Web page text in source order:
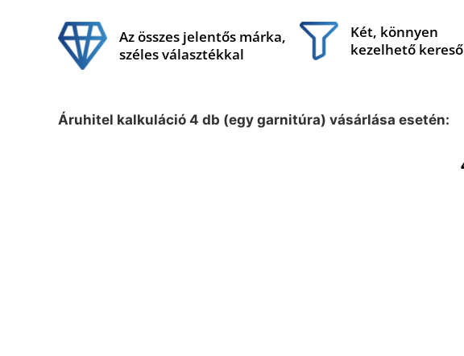
Az összes jelentős márka,
széles választékkal
Két, könnyen
kezelhető kereső
Áruhitel kalkuláció 4 db (egy garnitúra) vásárlása esetén: